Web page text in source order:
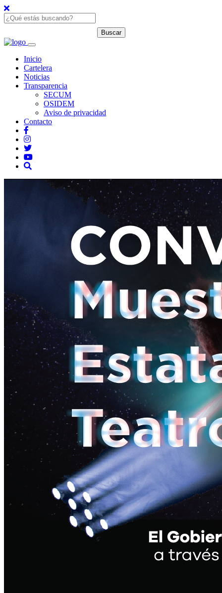
Inicio
Cartelera
Noticias
Transparencia
SECUM
OSIDEM
Aviso de privacidad
Contacto